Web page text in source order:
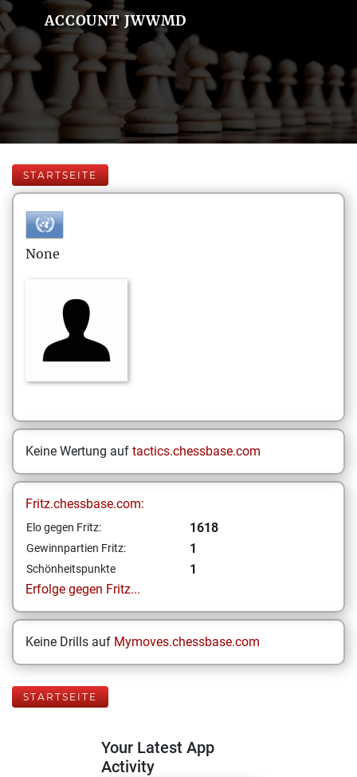
ACCOUNT JWWMD
STARTSEITE
None
Keine Wertung auf tactics.chessbase.com
Fritz.chessbase.com:
Elo gegen Fritz: 1618
Gewinnpartien Fritz: 1
Schönheitspunkte
1
Erfolge gegen Fritz...
Keine Drills auf Mymoves.chessbase.com
STARTSEITE
Your Latest App
Activity